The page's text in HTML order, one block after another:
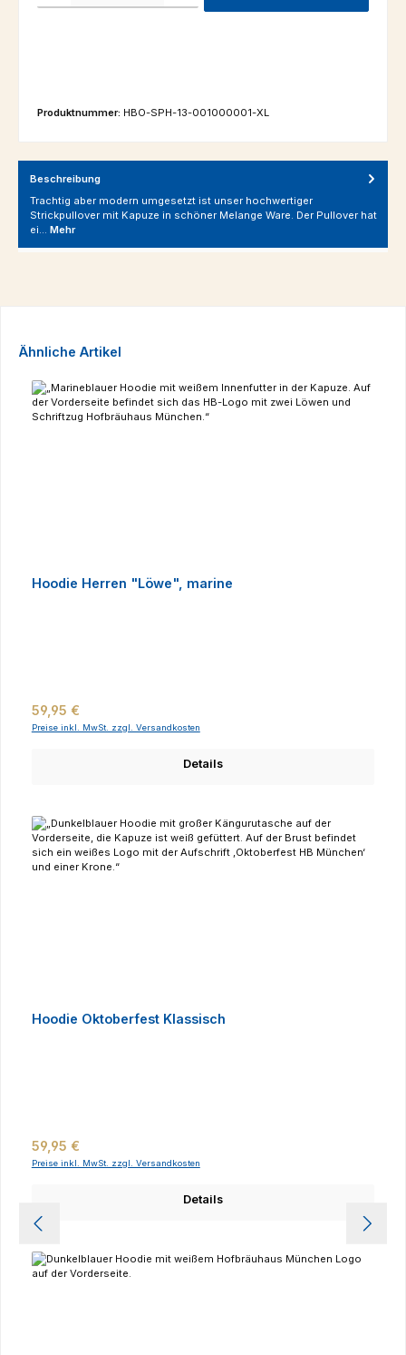
Produktnummer: HBO-SPH-13-001000001-XL
Beschreibung
Trachtig aber modern umgesetzt ist unser hochwertiger
Strickpullover mit Kapuze in schöner Melange Ware. Der Pullover hat
ei… Mehr
Produktgalerie überspringen
Ähnliche Artikel
Hoodie Herren "Löwe", marine
Regulärer Preis:
59,95 €
Preise inkl. MwSt. zzgl. Versandkosten
Details
Hoodie Oktoberfest Klassisch
Regulärer Preis:
59,95 €
Preise inkl. MwSt. zzgl. Versandkosten
Details